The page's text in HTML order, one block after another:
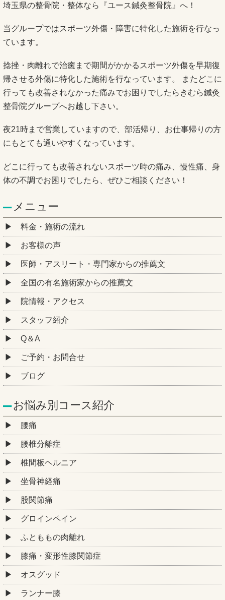
埼玉県の整骨院・整体なら『ユース鍼灸整骨院』へ！
当グループではスポーツ外傷・障害に特化した施術を行なっ
ています。
捻挫・肉離れで治癒まで期間がかかるスポーツ外傷を早期復
帰させる外傷に特化した施術を行なっています。 またどこに
行っても改善されなかった痛みでお困りでしたらきむら鍼灸
整骨院グループへお越し下さい。
夜21時まで営業していますので、部活帰り、お仕事帰りの方
にもとても通いやすくなっています。
どこに行っても改善されないスポーツ時の痛み、慢性痛、身
体の不調でお困りでしたら、ぜひご相談ください！
メニュー
料金・施術の流れ
お客様の声
医師・アスリート・専門家からの推薦文
全国の有名施術家からの推薦文
院情報・アクセス
スタッフ紹介
Q＆A
ご予約・お問合せ
ブログ
お悩み別コース紹介
腰痛
腰椎分離症
椎間板ヘルニア
坐骨神経痛
股関節痛
グロインペイン
ふとももの肉離れ
膝痛・変形性膝関節症
オスグッド
ランナー膝